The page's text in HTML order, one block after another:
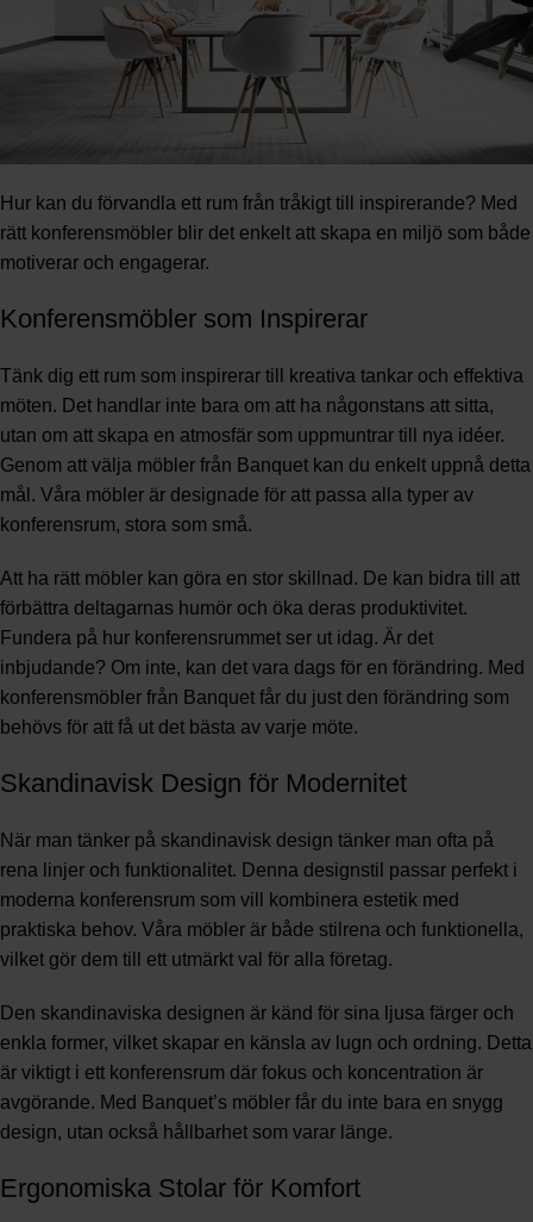
Hur kan du förvandla ett rum från tråkigt till inspirerande? Med
rätt konferensmöbler blir det enkelt att skapa en miljö som både
motiverar och engagerar.
Konferensmöbler som Inspirerar
Tänk dig ett rum som inspirerar till kreativa tankar och effektiva
möten. Det handlar inte bara om att ha någonstans att sitta,
utan om att skapa en atmosfär som uppmuntrar till nya idéer.
Genom att välja möbler från Banquet kan du enkelt uppnå detta
mål. Våra möbler är designade för att passa alla typer av
konferensrum, stora som små.
Att ha rätt möbler kan göra en stor skillnad. De kan bidra till att
förbättra deltagarnas humör och öka deras produktivitet.
Fundera på hur konferensrummet ser ut idag. Är det
inbjudande? Om inte, kan det vara dags för en förändring. Med
konferensmöbler från Banquet får du just den förändring som
behövs för att få ut det bästa av varje möte.
Skandinavisk Design för Modernitet
När man tänker på skandinavisk design tänker man ofta på
rena linjer och funktionalitet. Denna designstil passar perfekt i
moderna konferensrum som vill kombinera estetik med
praktiska behov. Våra möbler är både stilrena och funktionella,
vilket gör dem till ett utmärkt val för alla företag.
Den skandinaviska designen är känd för sina ljusa färger och
enkla former, vilket skapar en känsla av lugn och ordning. Detta
är viktigt i ett konferensrum där fokus och koncentration är
avgörande. Med Banquet’s möbler får du inte bara en snygg
design, utan också hållbarhet som varar länge.
Ergonomiska Stolar för Komfort